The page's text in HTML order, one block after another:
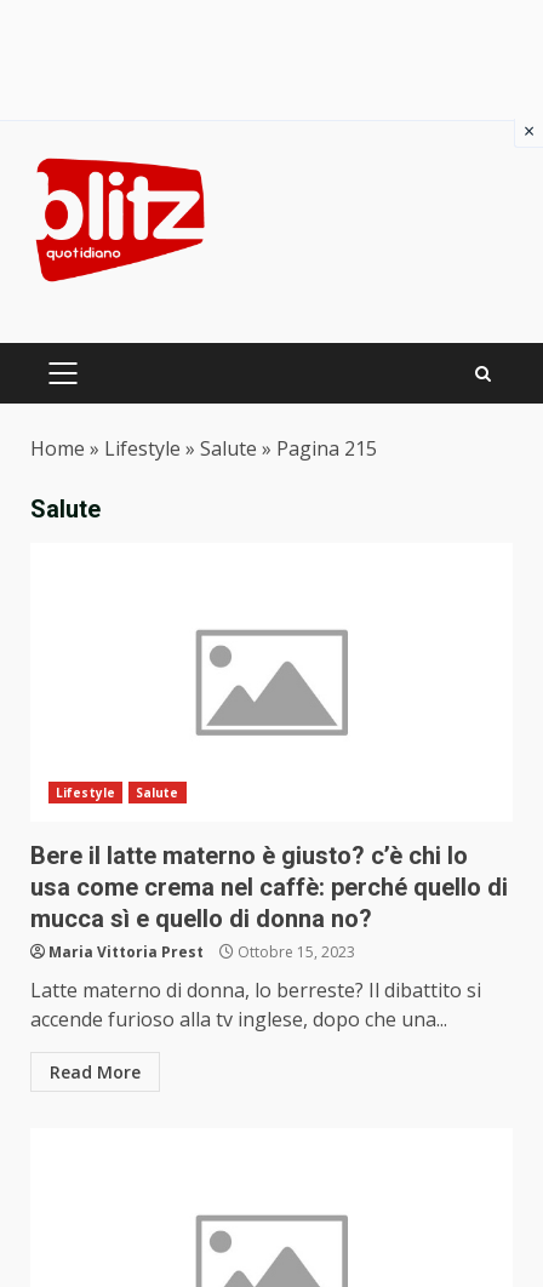
content
PRIMARY
Home » Lifestyle » Salute » Pagina 215
Salute
Lifestyle Salute
Bere il latte materno è giusto? c’è chi lo
usa come crema nel caffè: perché quello di
mucca sì e quello di donna no?
Maria Vittoria Prest Ottobre 15, 2023
Latte materno di donna, lo berreste? Il dibattito si
accende furioso alla tv inglese, dopo che una...
Read More
×